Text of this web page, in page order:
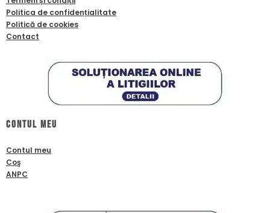
Politica de confidențialitate
Politică de cookies
Contact
Contul meu
Contul meu
Coş
ANPC